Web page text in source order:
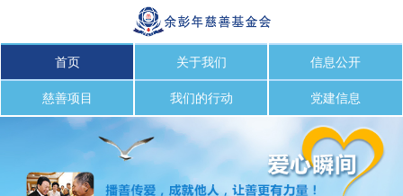
首页 关于我们 信息公开
慈善项目 我们的行动 党建信息